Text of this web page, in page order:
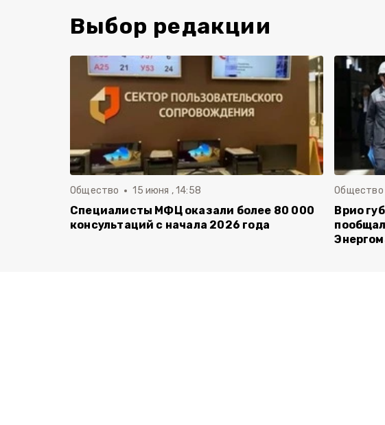
Выбор редакции
Общество 15 июня , 14:58
Специалисты МФЦ оказали более 80 000
консультаций с начала 2026 года
Общество
Врио